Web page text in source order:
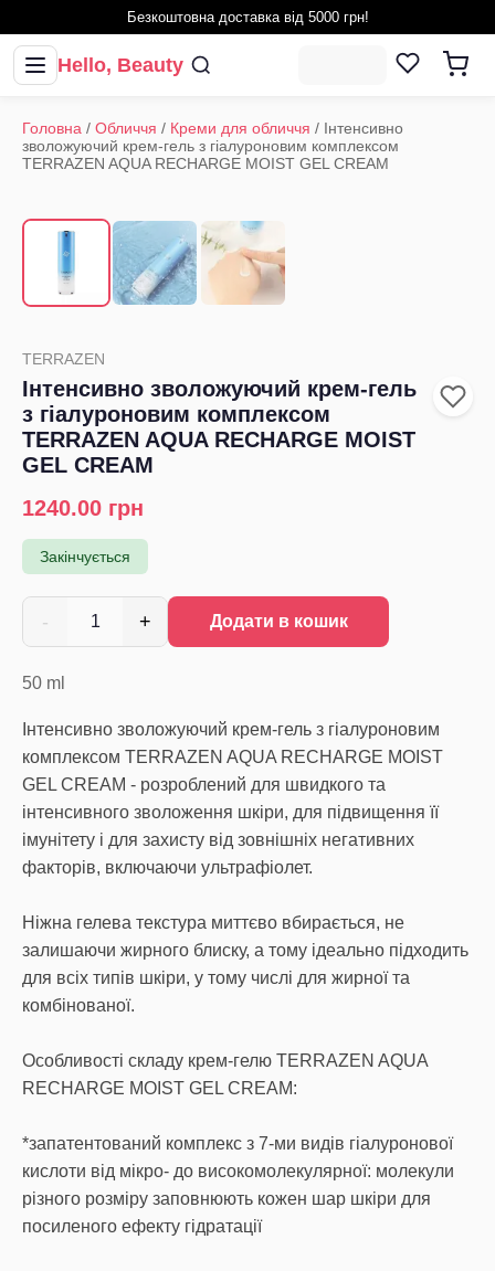
Безкоштовна доставка від 5000 грн!
Hello, Beauty
Головна / Обличчя / Креми для обличчя / Інтенсивно
зволожуючий крем-гель з гіалуроновим комплексом
TERRAZEN AQUA RECHARGE MOIST GEL CREAM
TERRAZEN
Інтенсивно зволожуючий крем-гель
з гіалуроновим комплексом
TERRAZEN AQUA RECHARGE MOIST
GEL CREAM
1240.00 грн
Закінчується
- 1 + Додати в кошик
50 ml
Інтенсивно зволожуючий крем-гель з гіалуроновим
комплексом TERRAZEN AQUA RECHARGE MOIST
GEL CREAM - розроблений для швидкого та
інтенсивного зволоження шкіри, для підвищення її
імунітету і для захисту від зовнішніх негативних
факторів, включаючи ультрафіолет.
Ніжна гелева текстура миттєво вбирається, не
залишаючи жирного блиску, а тому ідеально підходить
для всіх типів шкіри, у тому числі для жирної та
комбінованої.
Особливості складу крем-гелю TERRAZEN AQUA
RECHARGE MOIST GEL CREAM:
*запатентований комплекс з 7-ми видів гіалуронової
кислоти від мікро- до високомолекулярної: молекули
різного розміру заповнюють кожен шар шкіри для
посиленого ефекту гідратації